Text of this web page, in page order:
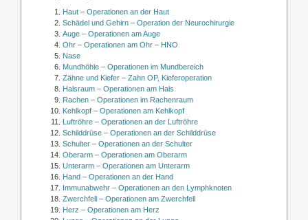
Haut – Operationen an der Haut
Schädel und Gehirn – Operation der Neurochirurgie
Auge – Operationen am Auge
Ohr – Operationen am Ohr – HNO
Nase
Mundhöhle – Operationen im Mundbereich
Zähne und Kiefer – Zahn OP, Kieferoperation
Halsraum – Operationen am Hals
Rachen – Operationen im Rachenraum
Kehlkopf – Operationen am Kehlkopf
Luftröhre – Operationen an der Luftröhre
Schilddrüse – Operationen an der Schilddrüse
Schulter – Operationen an der Schulter
Oberarm – Operationen am Oberarm
Unterarm – Operationen am Unterarm
Hand – Operationen an der Hand
Immunabwehr – Operationen an den Lymphknoten
Zwerchfell – Operationen am Zwerchfell
Herz – Operationen am Herz